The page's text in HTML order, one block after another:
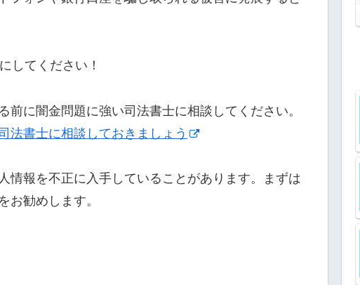
してください！
に闇金問題に強い司法書士に相談してください。
法書士に相談しておきましょう
情報を不正に入手していることがあります。まずは
お勧めします。